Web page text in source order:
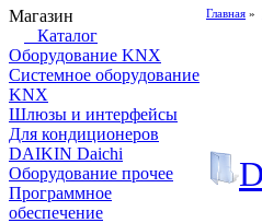
Магазин
Каталог
Оборудование KNX
Системное оборудование
KNX
Шлюзы и интерфейсы
Для кондиционеров
DAIKIN Daichi
Оборудование прочее
Программное
обеспечение
Главная »